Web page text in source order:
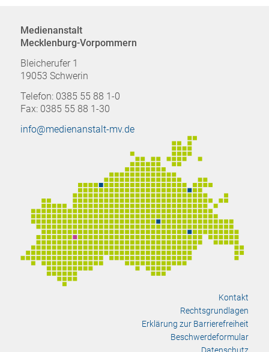
Medienanstalt
Mecklenburg-Vorpommern
Bleicherufer 1
19053 Schwerin
Telefon: 0385 55 88 1-0
Fax: 0385 55 88 1-30
info@medienanstalt-mv.de
Kontakt
Rechtsgrundlagen
Erklärung zur Barrierefreiheit
Beschwerdeformular
Datenschutz